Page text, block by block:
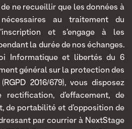
de ne recueillir que les données à
au traitement du
et s’engage à les
la durée de nos échanges.
Informatique et libertés du 6
général sur la protection des
2016/679), vous disposez
rectification, d’effacement, de
de portabilité et d’opposition de
par courrier à NextStage